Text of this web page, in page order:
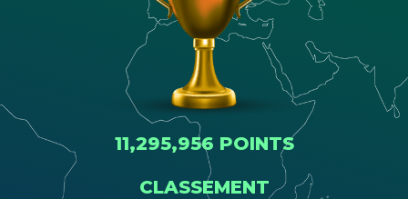
11,295,956 POINTS
CLASSEMENT